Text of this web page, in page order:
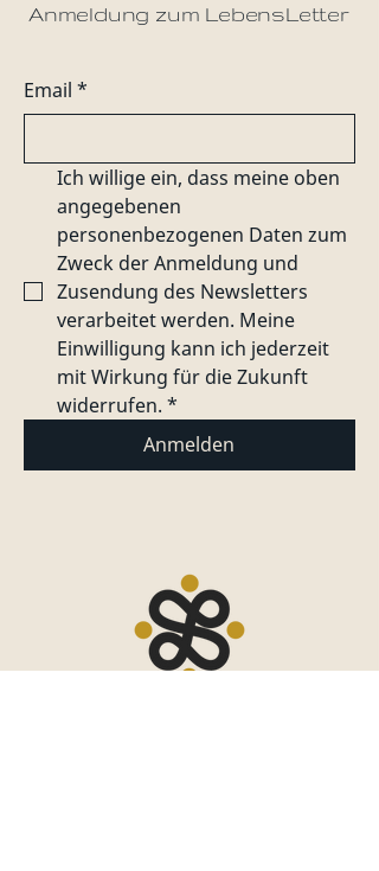
Anmeldung zum LebensLetter
Email *
Ich willige ein, dass meine oben
angegebenen
personenbezogenen Daten zum
Zweck der Anmeldung und
Zusendung des Newsletters
verarbeitet werden. Meine
Einwilligung kann ich jederzeit
mit Wirkung für die Zukunft
widerrufen. *
Anmelden